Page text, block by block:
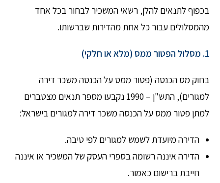
בכפוף לתנאים להלן, רשאי המשכיר לבחור בכל אחד
מהמסלולים עבור כל אחת מהדירות שברשותו.
1. מסלול הפטור ממס (מלא או חלקי)
בחוק מס הכנסה (פטור ממס על הכנסה משכר דירה
למגורים), התש"ן – 1990 נקבעו מספר תנאים מצטברים
למתן פטור ממס על הכנסה משכר דירה למגורים בישראל:
הדירה מיועדת לשמש למגורים לפי טיבה.
הדירה איננה רשומה בספרי העסק של המשכיר או איננה
חייבת ברישום כאמור.